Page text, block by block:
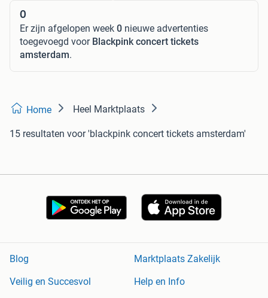
0
Er zijn afgelopen week 0 nieuwe advertenties
toegevoegd voor Blackpink concert tickets
amsterdam.
Home Heel Marktplaats
15 resultaten voor 'blackpink concert tickets amsterdam'
Blog
Marktplaats Zakelijk
Veilig en Succesvol
Help en Info